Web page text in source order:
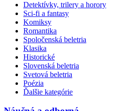
Detektívky, trilery a horory
Sci-fi a fantasy
Komiksy
Romantika
Spoločenská beletria
Klasika
Historické
Slovenská beletria
Svetová beletria
Poézia
Ďalšie kategórie